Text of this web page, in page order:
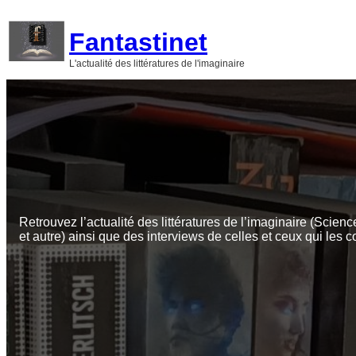
contenu
Fantastinet
L'actualité des littératures de l'imaginaire
Retrouvez l’actualité des littératures de l’imaginaire
et autre) ainsi que des interviews de celles et ceux qui les